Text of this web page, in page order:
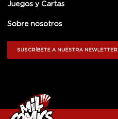
Juegos y Cartas
Sobre nosotros
SUSCRÍBETE A NUESTRA NEWLETTER